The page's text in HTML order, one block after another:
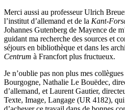
Merci aussi au professeur Ulrich
l’institut d’allemand et de la Kant-
Johannes Gutenberg de Mayence de
guidant ma recherche des sources et
séjours en bibliothèque et dans les
Centrum à Francfort plus fructueux.
Je n’oublie pas non plus mes
Bourgogne, Nathalie Le Bouëdec,
d’allemand, et Laurent Gautier,
Texte, Image, Langage (UR 4182),